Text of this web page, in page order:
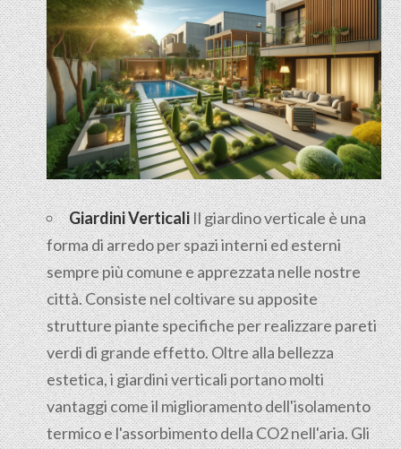
Giardini VerticaliIl giardino verticale è una
forma di arredo per spazi interni ed esterni
sempre più comune e apprezzata nelle nostre
città. Consiste nel coltivare su apposite
strutture piante specifiche per realizzare pareti
verdi di grande effetto. Oltre alla bellezza
estetica, i giardini verticali portano molti
vantaggi come il miglioramento dell'isolamento
termico e l'assorbimento della CO2 nell'aria. Gli